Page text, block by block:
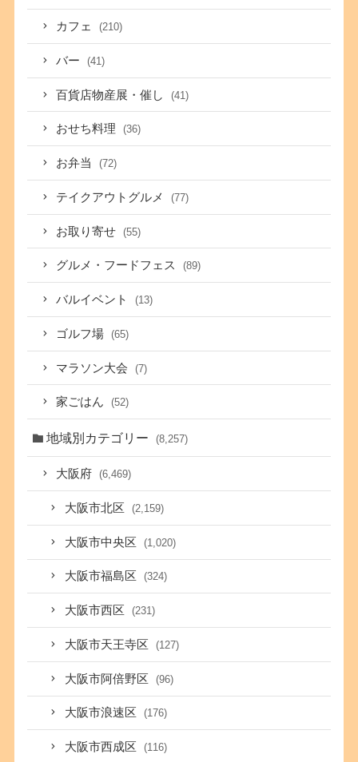
カフェ (210)
バー (41)
百貨店物産展・催し (41)
おせち料理 (36)
お弁当 (72)
テイクアウトグルメ (77)
お取り寄せ (55)
グルメ・フードフェス (89)
バルイベント (13)
ゴルフ場 (65)
マラソン大会 (7)
家ごはん (52)
地域別カテゴリー (8,257)
大阪府 (6,469)
大阪市北区 (2,159)
大阪市中央区 (1,020)
大阪市福島区 (324)
大阪市西区 (231)
大阪市天王寺区 (127)
大阪市阿倍野区 (96)
大阪市浪速区 (176)
大阪市西成区 (116)